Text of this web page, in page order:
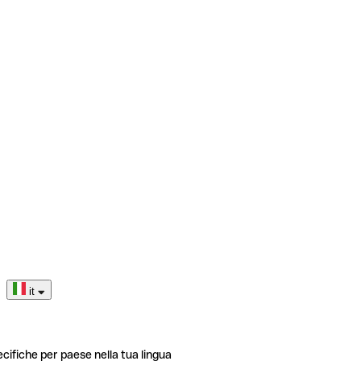
it
per paese nella tua lingua